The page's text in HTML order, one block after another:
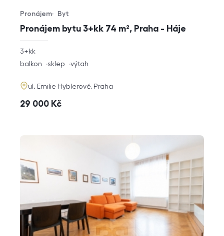
Pronájem bytu 3+kk 74 m², Praha - Háje
Typ nabídky
Pronájem
Typ nemovitosti
Byt
rozměry
3+kk
funkce
balkon sklep výtah
adresa
ul. Emilie Hyblerové, Praha
cena
29 000 Kč